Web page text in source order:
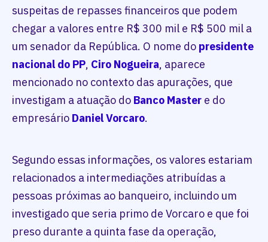
suspeitas de repasses financeiros que podem
chegar a valores entre R$ 300 mil e R$ 500 mil a
um senador da República. O nome do presidente
nacional do PP, Ciro Nogueira, aparece
mencionado no contexto das apurações, que
investigam a atuação do Banco Master e do
empresário Daniel Vorcaro.
Segundo essas informações, os valores estariam
relacionados a intermediações atribuídas a
pessoas próximas ao banqueiro, incluindo um
investigado que seria primo de Vorcaro e que foi
preso durante a quinta fase da operação,